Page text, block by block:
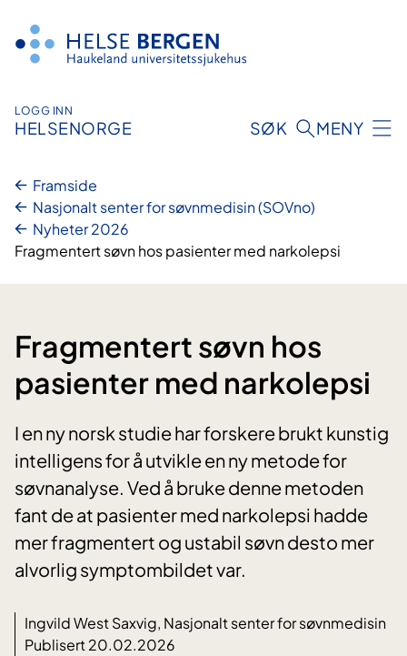
innhald
LOGG INN
HELSENORGE SØK MENY
Framside
Nasjonalt senter for søvnmedisin (SOVno)
Nyheter 2026
Fragmentert søvn hos pasienter med narkolepsi
Fragmentert søvn hos
pasienter med narkolepsi
I en ny norsk studie har forskere brukt kunstig
intelligens for å utvikle en ny metode for
søvnanalyse. Ved å bruke denne metoden
fant de at pasienter med narkolepsi hadde
mer fragmentert og ustabil søvn desto mer
alvorlig symptombildet var.
Ingvild West Saxvig, Nasjonalt senter for søvnmedisin
Publisert 20.02.2026